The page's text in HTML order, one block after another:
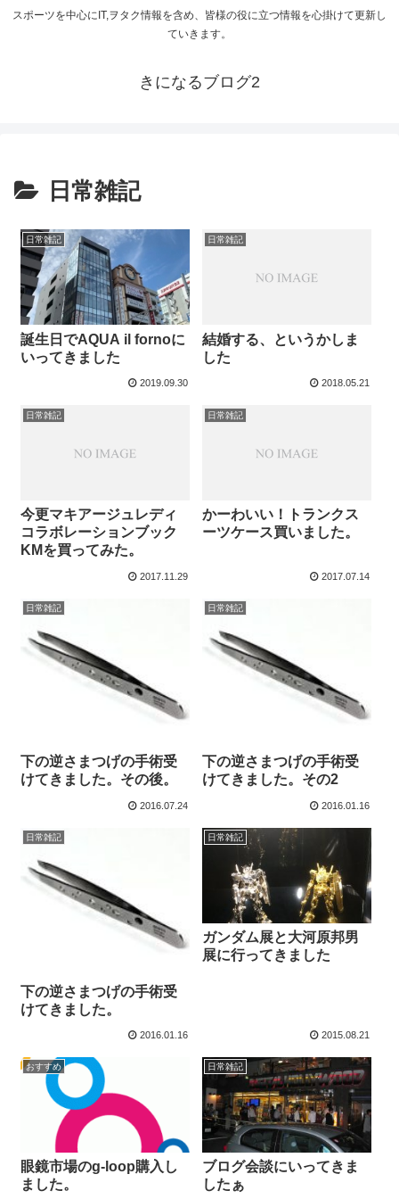
スポーツを中心にIT,ヲタク情報を含め、皆様の役に立つ情報を心掛けて更新し
ていきます。
きになるブログ2
日常雑記
日常雑記
誕生日でAQUA il fornoに
いってきました
2019.09.30
日常雑記
結婚する、というかしま
した
2018.05.21
日常雑記
今更マキアージュレディ
コラボレーションブック
KMを買ってみた。
2017.11.29
日常雑記
かーわいい！トランクス
ーツケース買いました。
2017.07.14
日常雑記
下の逆さまつげの手術受
けてきました。その後。
2016.07.24
日常雑記
下の逆さまつげの手術受
けてきました。その2
2016.01.16
日常雑記
下の逆さまつげの手術受
けてきました。
2016.01.16
日常雑記
ガンダム展と大河原邦男
展に行ってきました
2015.08.21
おすすめ
眼鏡市場のg-loop購入し
ました。
日常雑記
ブログ会談にいってきま
したぁ